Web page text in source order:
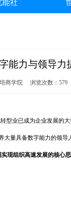
能社
能力与领导力
商学院 浏览次数：579
型业已成为企业发展的
量具备数字能力的领导
现组织高速发展的核心